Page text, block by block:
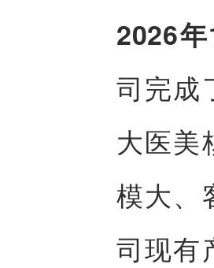
2026
司完成
大医美
模大、
司现有